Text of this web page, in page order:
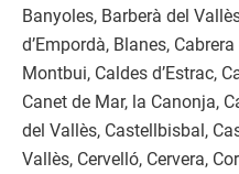
Banyoles, Barberà del
d’Empordà, Blanes,
Montbui, Caldes d’Estrac,
Canet de Mar, la Canonja,
del Vallès, Castellbisbal,
Vallès, Cervelló, Cervera,